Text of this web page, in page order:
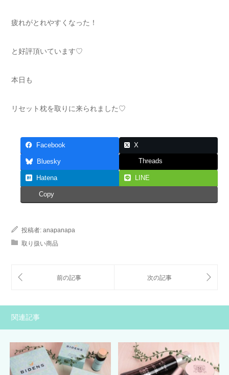
疲れがとれやすくなった！
と好評頂いています♡
本日も
リセット枕を取りに来られました♡
Facebook X
Bluesky Threads
Hatena LINE
Copy
投稿者: anapanapa
取り扱い商品
関連記事